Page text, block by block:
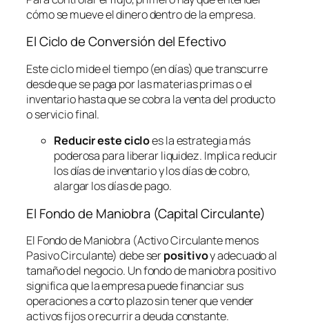
cómo se mueve el dinero dentro de la empresa.
El Ciclo de Conversión del Efectivo
Este ciclo mide el tiempo (en días) que transcurre
desde que se paga por las materias primas o el
inventario hasta que se cobra la venta del producto
o servicio final.
Reducir este cicloes la estrategia más
poderosa para liberar liquidez. Implica reducir
los días de inventario y los días de cobro,
alargar los días de pago.
El Fondo de Maniobra (Capital Circulante)
El Fondo de Maniobra (Activo Circulante menos
Pasivo Circulante) debe serpositivoy adecuado al
tamaño del negocio. Un fondo de maniobra positivo
significa que la empresa puede financiar sus
operaciones a corto plazo sin tener que vender
activos fijos o recurrir a deuda constante.